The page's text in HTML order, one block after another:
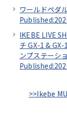
ワールドペダ
IKEBE LIVE
チ GX-1 &
ンプステーシ
>>Ikebe